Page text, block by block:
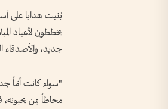
بُنيت هدايا على
يخططون لأعياد
جديد، والأصدقاء
"سواء كانت أمّاً
محاطاً بمن